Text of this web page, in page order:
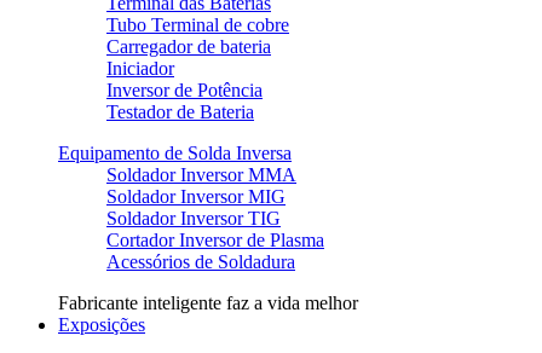
Tubo Terminal de cobre
Carregador de bateria
Iniciador
Inversor de Potência
Testador de Bateria
Equipamento de Solda Inversa
Soldador Inversor MMA
Soldador Inversor MIG
Soldador Inversor TIG
Cortador Inversor de Plasma
Acessórios de Soldadura
Fabricante inteligente faz a vida melhor
Exposições